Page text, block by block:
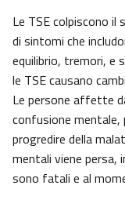
Le TSE colpiscono il
di sintomi che
equilibrio, tremori, e
le TSE causano
Le persone affette
confusione mentale,
progredire della
mentali viene persa,
sono fatali e al